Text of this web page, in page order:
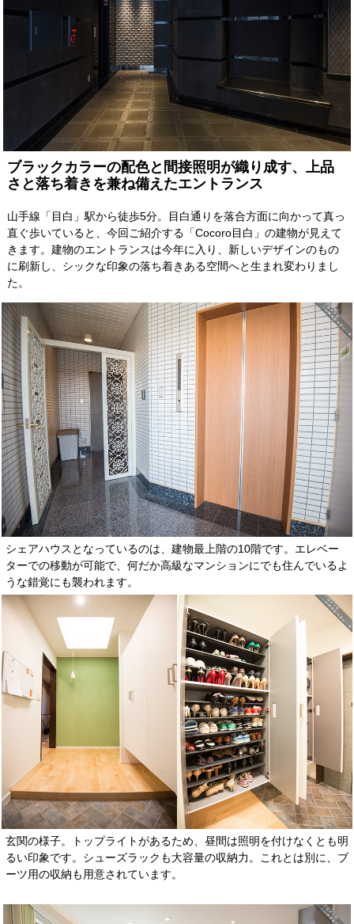
ブラックカラーの配色と間接照明が織り成す、上品
さと落ち着きを兼ね備えたエントランス
山手線「目白」駅から徒歩5分。目白通りを落合方面に向かって真っ
直ぐ歩いていると、今回ご紹介する「Cocoro目白」の建物が見えて
きます。建物のエントランスは今年に入り、新しいデザインのもの
に刷新し、シックな印象の落ち着きある空間へと生まれ変わりまし
た。
シェアハウスとなっているのは、建物最上階の10階です。エレベー
ターでの移動が可能で、何だか高級なマンションにでも住んでいるよ
うな錯覚にも襲われます。
玄関の様子。トップライトがあるため、昼間は照明を付けなくとも明
るい印象です。シューズラックも大容量の収納力。これとは別に、ブ
ーツ用の収納も用意されています。